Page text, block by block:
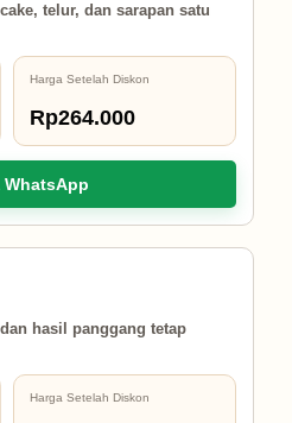
telur, dan sarapan satu
Harga Setelah Diskon
Rp264.000
WhatsApp
hasil panggang tetap
Harga Setelah Diskon